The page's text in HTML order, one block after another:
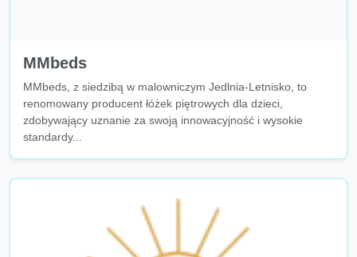
MMbeds
MMbeds, z siedzibą w malowniczym Jedlnia-Letnisko, to
renomowany producent łóżek piętrowych dla dzieci,
zdobywający uznanie za swoją innowacyjność i wysokie
standardy...